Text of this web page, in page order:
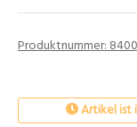
Produktnummer:
Artikel ist